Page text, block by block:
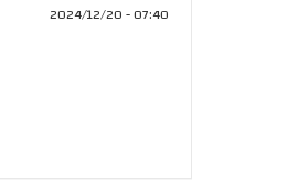
07:40 - 2024/12/20